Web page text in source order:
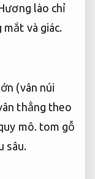
lào chỉ
mắt và giác.
(vân núi
thẳng theo
mô.tom gỗ
sâu.